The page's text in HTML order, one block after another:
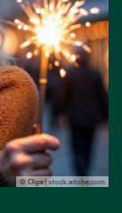
© Olga | stock.adobe.com